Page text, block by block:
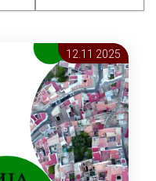
12.11 2025